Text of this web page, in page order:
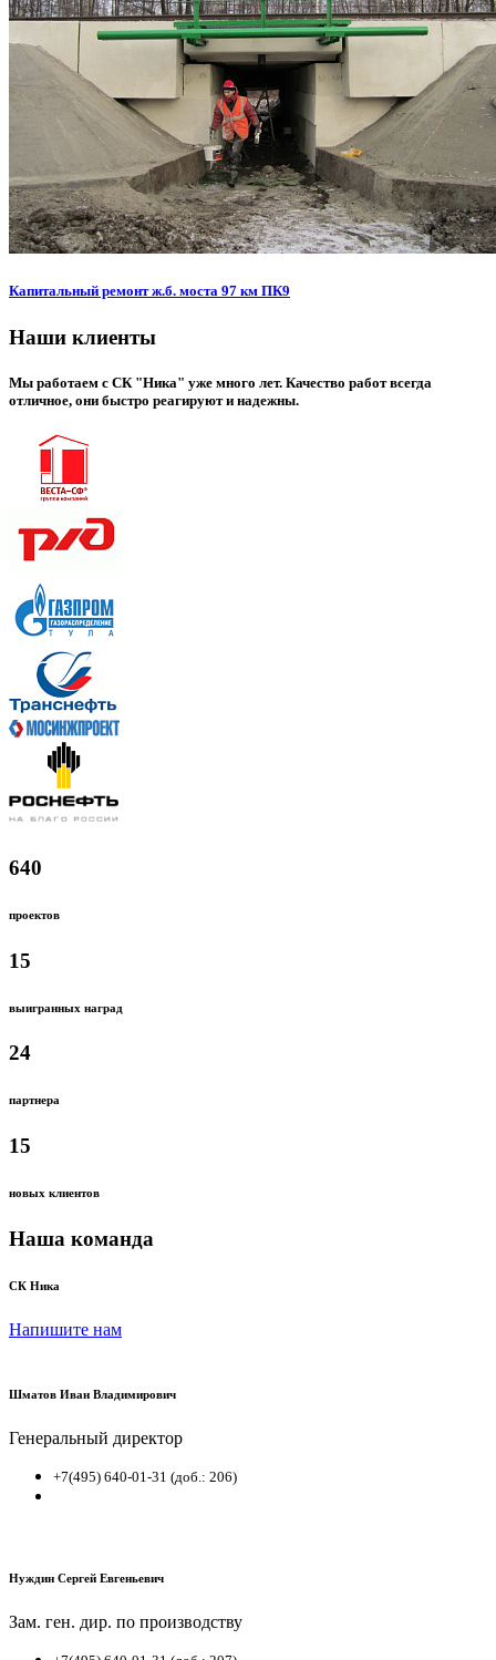
Капитальный ремонт ж.б. моста 97 км ПК9
Наши клиенты
Мы работаем с СК "Ника" уже много лет. Качество работ всегда
отличное, они быстро реагируют и надежны.
640
проектов
15
выигранных наград
24
партнера
15
новых клиентов
Наша команда
СК Ника
Напишите нам
Шматов Иван Владимирович
Генеральный директор
+7(495) 640-01-31 (доб.: 206)
Нуждин Сергей Евгеньевич
Зам. ген. дир. по производству